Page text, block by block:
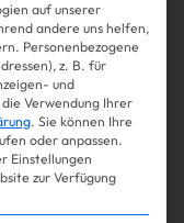
auf unserer
andere uns helfen,
Personenbezogene
z. B. für
und
Verwendung Ihrer
. Sie können Ihre
oder anpassen.
Einstellungen
zur Verfügung